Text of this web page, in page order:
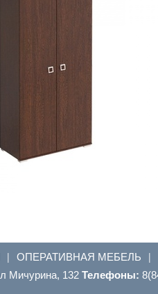
| ОПЕРАТИВНАЯ МЕБЕЛЬ |
Мичурина, 132 Телефоны: